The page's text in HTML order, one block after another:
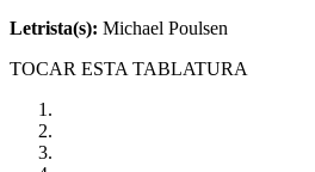
Letrista(s): Michael Poulsen
TOCAR ESTA TABLATURA